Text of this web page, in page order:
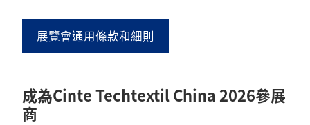
展覽會通用條款和細則
成為Cinte Techtextil China 2026參展
商